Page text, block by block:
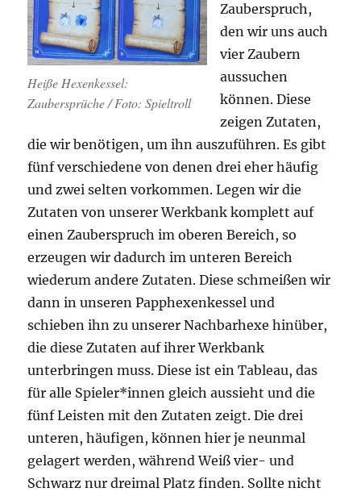
Heiße Hexenkessel:
Zaubersprüche / Foto: Spieltroll
Zauberspruch,
den wir uns auch
vier Zaubern
aussuchen
können. Diese
zeigen Zutaten,
die wir benötigen, um ihn auszuführen. Es gibt
fünf verschiedene von denen drei eher häufig
und zwei selten vorkommen. Legen wir die
Zutaten von unserer Werkbank komplett auf
einen Zauberspruch im oberen Bereich, so
erzeugen wir dadurch im unteren Bereich
wiederum andere Zutaten. Diese schmeißen wir
dann in unseren Papphexenkessel und
schieben ihn zu unserer Nachbarhexe hinüber,
die diese Zutaten auf ihrer Werkbank
unterbringen muss. Diese ist ein Tableau, das
für alle Spieler*innen gleich aussieht und die
fünf Leisten mit den Zutaten zeigt. Die drei
unteren, häufigen, können hier je neunmal
gelagert werden, während Weiß vier- und
Schwarz nur dreimal Platz finden. Sollte nicht